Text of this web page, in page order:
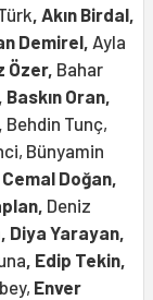
, Akın Birdal,
Demirel, Ayla
Özer, Bahar
Oran,
Behdin Tunç,
Bünyamin
Cemal Doğan,
Deniz
, Diya Yarayan,
, Edip Tekin,
Enver